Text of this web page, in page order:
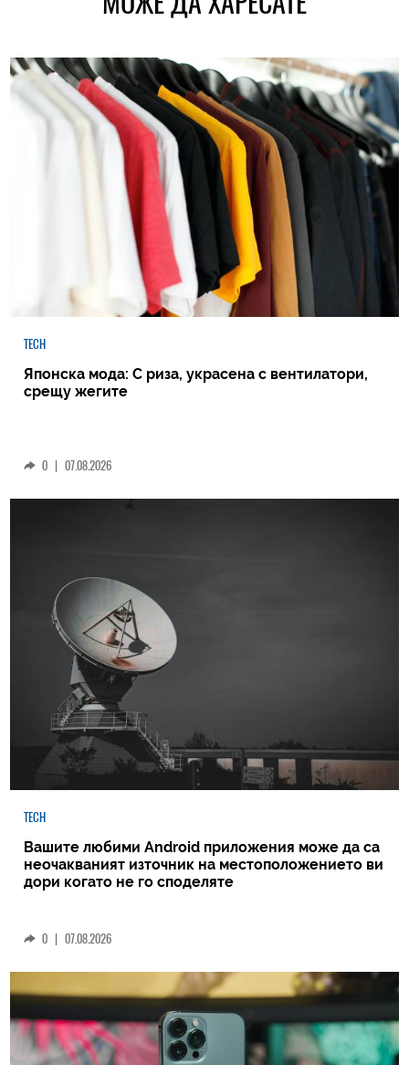
TECH
Японска мода: С риза, украсена с вентилатори,
срещу жегите
0 | 07.08.2026
TECH
Вашите любими Android приложения може да са
неочакваният източник на местоположението ви
дори когато не го споделяте
0 | 07.08.2026